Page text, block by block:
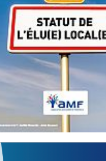
Statut de l’élu local
3 avril 2024